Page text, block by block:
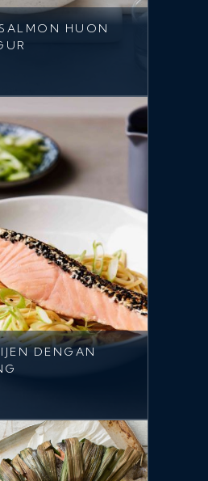
HUON
DENGAN